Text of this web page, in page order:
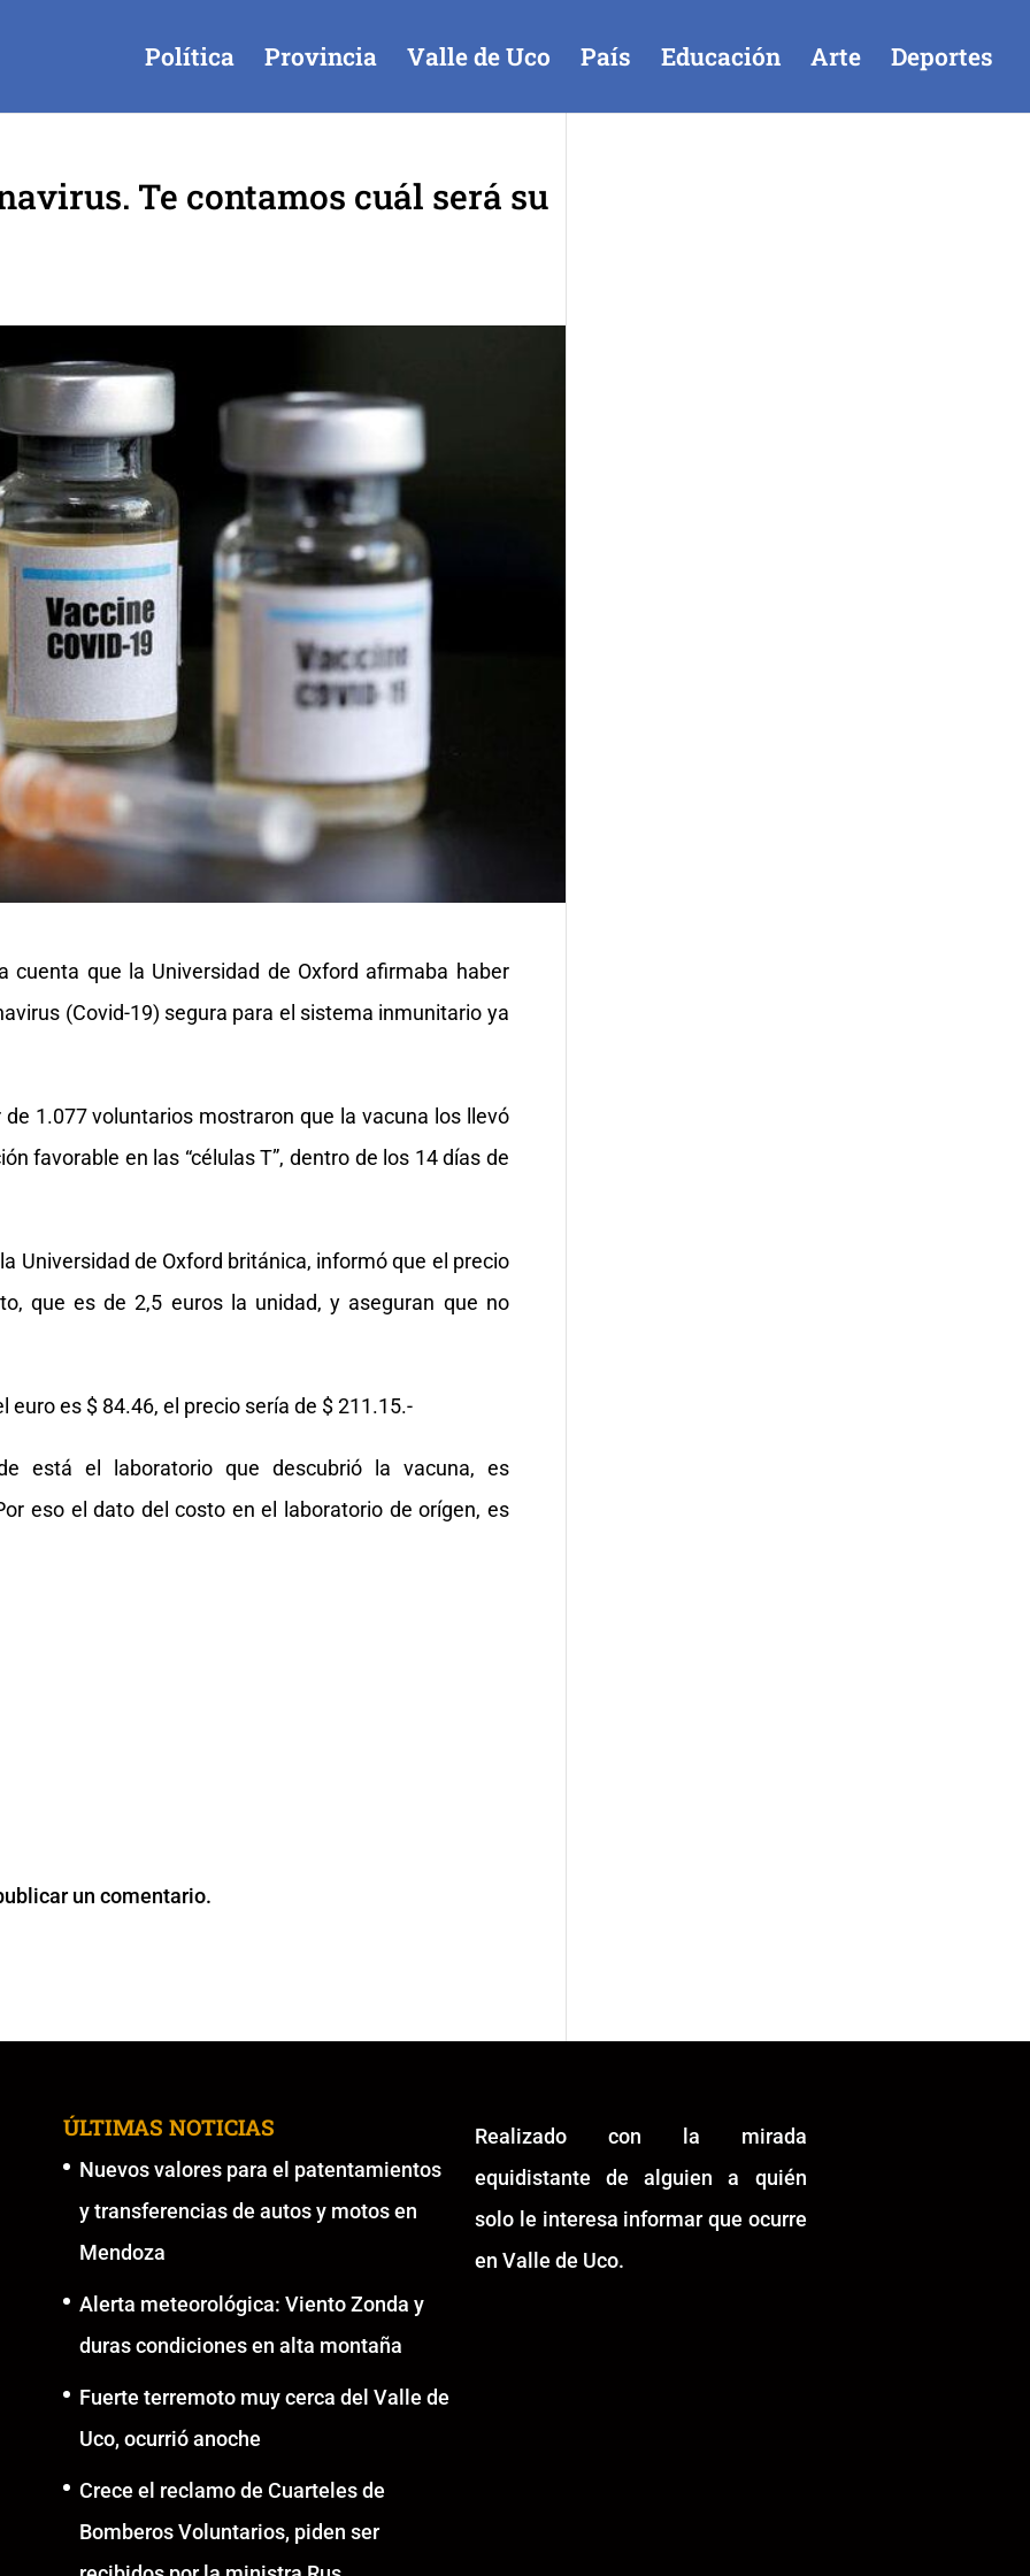
Política Provincia Valle de Uco País Educación Arte Deportes
Te contamos cuál será su
cuenta que la Universidad de Oxford afirmaba haber
(Covid-19) segura para el sistema inmunitario ya
1.077 voluntarios mostraron que la vacuna los llevó
favorable en las “células T”, dentro de los 14 días de
Universidad de Oxford británica, informó que el precio
que es de 2,5 euros la unidad, y aseguran que no
es $ 84.46, el precio sería de $ 211.15.-
está el laboratorio que descubrió la vacuna, es
eso el dato del costo en el laboratorio de orígen, es
un comentario.
ÚLTIMAS NOTICIAS
Nuevos valores para el patentamientos
y transferencias de autos y motos en
Mendoza
Alerta meteorológica: Viento Zonda y
duras condiciones en alta montaña
Fuerte terremoto muy cerca del Valle de
Uco, ocurrió anoche
Crece el reclamo de Cuarteles de
Bomberos Voluntarios, piden ser
Realizado con la mirada
equidistante de alguien a quién
solo le interesa informar que ocurre
en Valle de Uco.